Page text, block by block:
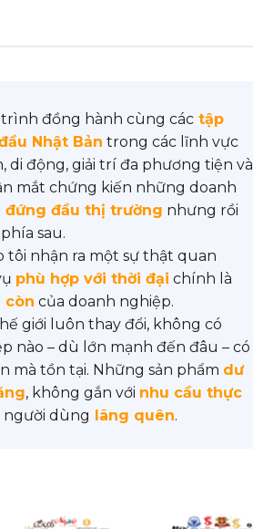
đồng hành cùng cáctập
Nhật Bản trong các lĩnh vực
di động, giải trí đa phương tiện và
mắt chứng kiến những doanh
đứng đầu thị trường nhưng rồi
sau.
tôi nhận ra một sự thật quan
phù hợp với thời đại chính là
còn của doanh nghiệp.
giới luôn thay đổi, không có
nào – dù lớn mạnh đến đâu – có
mà tồn tại. Những sản phẩm dư
, không gắn với nhu cầu thực
người dùng lãng quên.